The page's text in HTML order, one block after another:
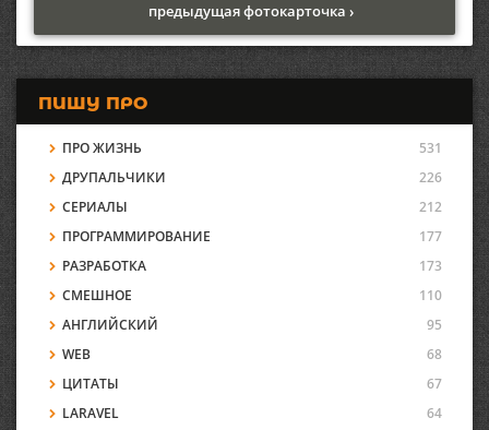
предыдущая фотокарточка ›
ПИШУ ПРО
ПРО ЖИЗНЬ
531
ДРУПАЛЬЧИКИ
226
СЕРИАЛЫ
212
ПРОГРАММИРОВАНИЕ
177
РАЗРАБОТКА
173
СМЕШНОЕ
110
АНГЛИЙСКИЙ
95
WEB
68
ЦИТАТЫ
67
LARAVEL
64